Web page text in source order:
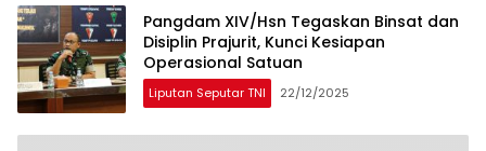
Pangdam XIV/Hsn Tegaskan Binsat dan
Disiplin Prajurit, Kunci Kesiapan
Operasional Satuan
Liputan Seputar TNI 22/12/2025